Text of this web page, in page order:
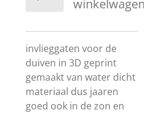
invlieggaten voor de
duiven in 3D geprint
gemaakt van water dicht
materiaal dus jaaren
goed ook in de zon en